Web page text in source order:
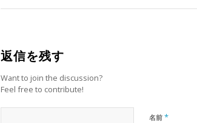
返信を残す
Want to join the discussion?
Feel free to contribute!
名前 *